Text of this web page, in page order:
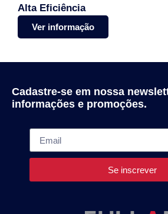
Alta Eficiência
Ver informação
Cadastre-se em nossa
informações e promoções.
Se inscrever